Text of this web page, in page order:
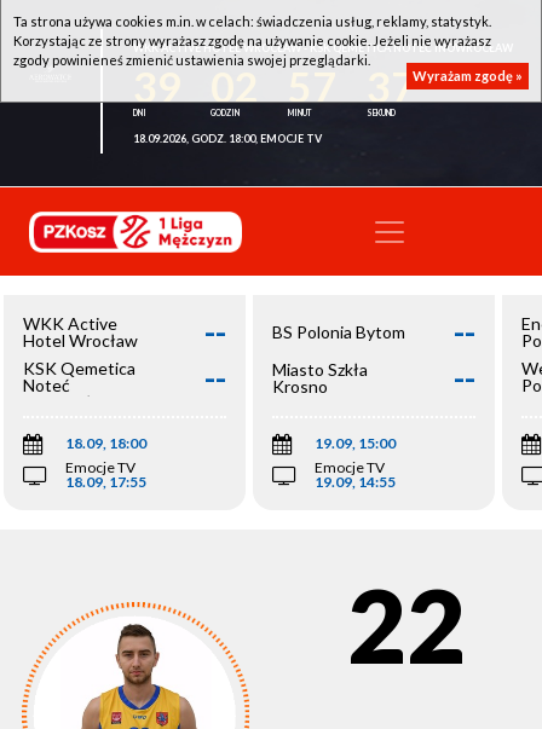
WKK ACTIVE HOTEL WROCŁAW - KSK QEMETICA NOTEĆ INOWROCŁAW
37
18.09.2026, GODZ. 18:00, EMOCJE TV
WKK Active
Hotel Wrocław
--
KSK Qemetica
Noteć
Inowrocław
--
18.09, 18:00
Emocje TV
18.09, 17:55
BS Polonia Bytom --
Miasto Szkła
Krosno
--
19.09, 15:00
Emocje TV
19.09, 14:55
22
Ta strona używa cookies m.in. w celach: świadczenia usług, reklamy, statystyk.
Korzystając ze strony wyrażasz zgodę na używanie cookie. Jeżeli nie wyrażasz
zgody powinieneś zmienić ustawienia swojej przeglądarki.
Wyrażam zgodę »